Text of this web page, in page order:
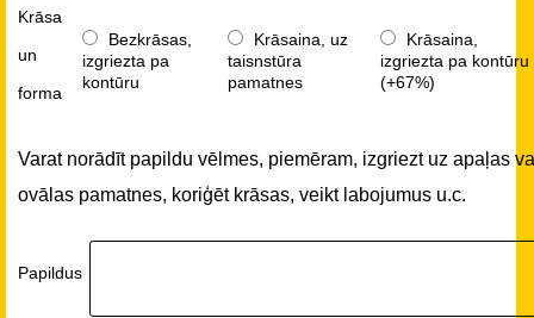
Krāsa
un
forma
Bezkrāsas,
izgriezta pa
kontūru
Krāsaina, uz
taisnstūra
pamatnes
Krāsaina,
izgriezta pa kontūru
(+67%)
Varat norādīt papildu vēlmes, piemēram, izgriezt uz apaļas
ovālas pamatnes, koriģēt krāsas, veikt labojumus u.c.
Papildus